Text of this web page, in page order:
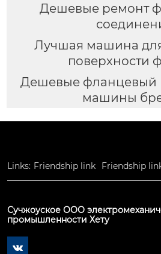
Дешевые ремонт
Лучшая машина
поверхности
Дешевые фланцевый
машины
Links: Friendship link Friendship
Сучжоуское ООО
промышленности Хету
